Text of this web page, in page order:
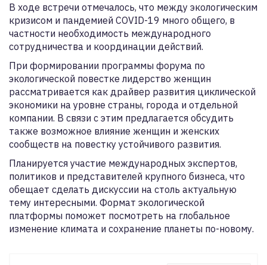
В ходе встречи отмечалось, что между экологическим
кризисом и пандемией COVID-19 много общего, в
частности необходимость международного
сотрудничества и координации действий.
При формировании программы форума по
экологической повестке лидерство женщин
рассматривается как драйвер развития циклической
экономики на уровне страны, города и отдельной
компании. В связи с этим предлагается обсудить
также возможное влияние женщин и женских
сообществ на повестку устойчивого развития.
Планируется участие международных экспертов,
политиков и представителей крупного бизнеса, что
обещает сделать дискуссии на столь актуальную
тему интересными. Формат экологической
платформы поможет посмотреть на глобальное
изменение климата и сохранение планеты по-новому.